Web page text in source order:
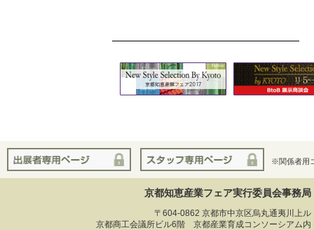
※関係者用
京都知恵産業フェア実行委員会事務局
〒604-0862 京都市中京区烏丸通夷川上ル
京都商工会議所ビル6階 京都産業育成コンソーシアム内